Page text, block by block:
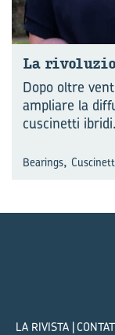
La
Dopo oltre
ampliare la
cuscinetti ibridi.
Bearings,
LA RIVISTA